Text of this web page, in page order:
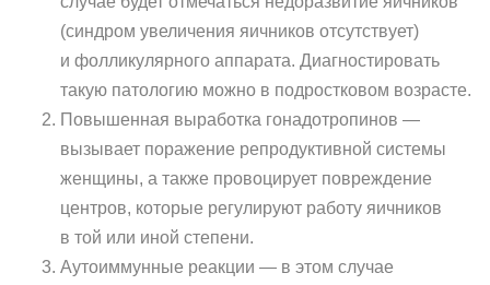
(синдром увеличения яичников отсутствует)
и фолликулярного аппарата. Диагностировать
такую патологию можно в подростковом возрасте.
Повышенная выработка гонадотропинов —
вызывает поражение репродуктивной системы
женщины, а также провоцирует повреждение
центров, которые регулируют работу яичников
в той или иной степени.
Аутоиммунные реакции — в этом случае